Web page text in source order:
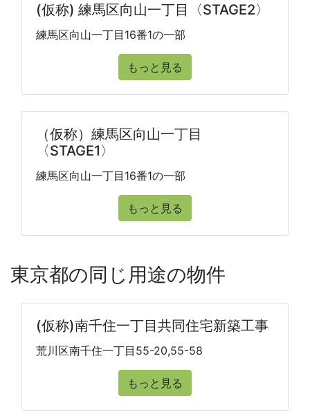
(仮称) 練馬区向山一丁目〈STAGE2〉
練馬区向山一丁目16番1の一部
もっと見る
（仮称）練馬区向山一丁目
〈STAGE1〉
練馬区向山一丁目16番1の一部
もっと見る
東京都の同じ用途の物件
(仮称)南千住一丁目共同住宅新築工事
荒川区南千住一丁目55-20,55-58
もっと見る